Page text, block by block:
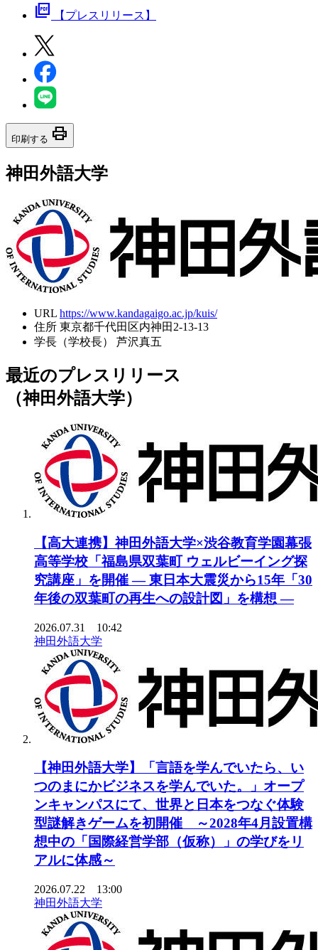
picture_as_pdf 【プレスリリース】
印刷する print
神田外語大学
URL https://www.kandagaigo.ac.jp/kuis/
住所 東京都千代田区内神田2-13-13
学長（学校長）
芦沢真五
最近のプレスリリース
（神田外語大学）
【高大連携】神田外語大学×渋谷教育学園幕張
高等学校「福島県双葉町 ウェルビーイング探
究講座」を開催 ― 東日本大震災から15年「30
年後の双葉町の再生への設計図」を構想 ―
2026.07.31 10:42
神田外語大学
【神田外語大学】「言語を学んでいたら、い
つのまにかビジネスを学んでいた。」オープ
ンキャンパスにて、世界と日本をつなぐ体験
型謎解きゲームを初開催 ～2028年4月設置構
想中の「国際経営学部（仮称）」の学びをリ
アルに体感～
2026.07.22 13:00
神田外語大学